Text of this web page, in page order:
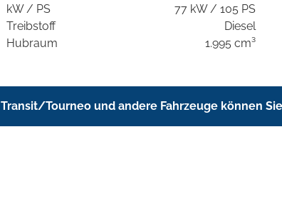
kW / PS
77 kW / 105 PS
Treibstoff
Diesel
Hubraum
1.995 cm³
Tourneo und andere Fahrzeuge können